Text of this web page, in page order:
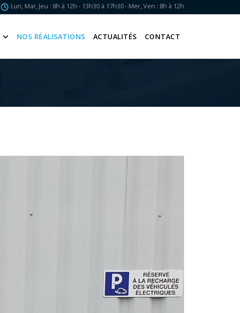
Lun, Mar, Jeu : 8h à 12h - 13h30 à 17h30 - Mer, Ven : 8h à 12h
NOS RÉALISATIONS ACTUALITÉS CONTACT